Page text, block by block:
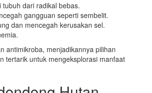
dari radikal bebas.
gangguan seperti sembelit.
dan mencegah kerusakan sel.
antimikroba, menjadikannya pilihan
tertarik untuk mengeksplorasi manfaat